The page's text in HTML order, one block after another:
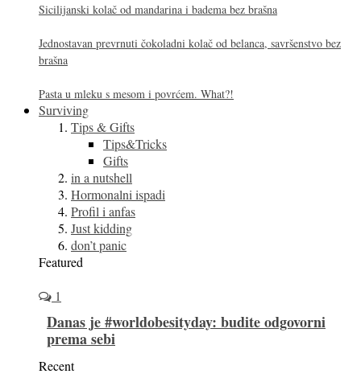
Sicilijanski kolač od mandarina i badema bez brašna
Jednostavan prevrnuti čokoladni kolač od belanca, savršenstvo bez
brašna
Pasta u mleku s mesom i povrćem. What?!
Surviving
Tips & Gifts
Tips&Tricks
Gifts
in a nutshell
Hormonalni ispadi
Profil i anfas
Just kidding
don’t panic
Featured
1
Danas je #worldobesityday: budite odgovorni
prema sebi
Recent